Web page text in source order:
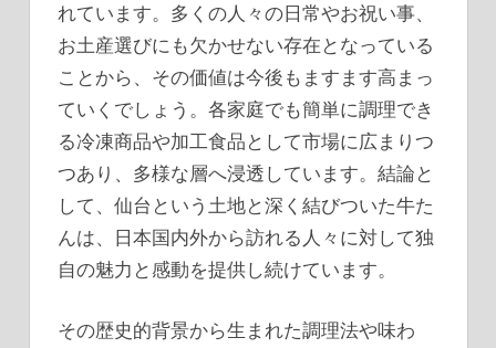
れています。多くの人々の日常やお祝い事、
お土産選びにも欠かせない存在となっている
ことから、その価値は今後もますます高まっ
ていくでしょう。各家庭でも簡単に調理でき
る冷凍商品や加工食品として市場に広まりつ
つあり、多様な層へ浸透しています。結論と
して、仙台という土地と深く結びついた牛た
んは、日本国内外から訪れる人々に対して独
自の魅力と感動を提供し続けています。
その歴史的背景から生まれた調理法や味わ